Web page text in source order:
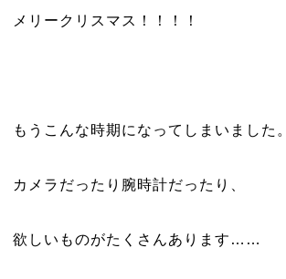
メリークリスマス！！！！
もうこんな時期になってしまいました。
カメラだったり腕時計だったり、
欲しいものがたくさんあります……